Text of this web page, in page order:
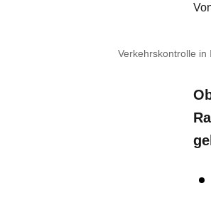
Verkehrskontrolle in